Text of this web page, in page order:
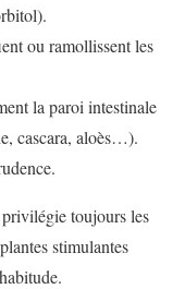
ou ramollissent les
la paroi intestinale
cascara, aloès…).
toujours les
stimulantes